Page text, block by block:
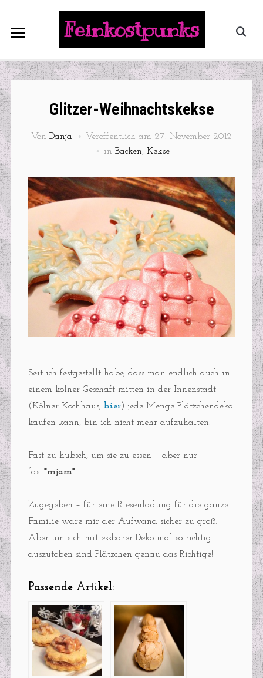
Feinkostpunks
Glitzer-Weihnachtskekse
Von Danja Veröffentlich am 27. November 2012
in Backen, Kekse
Seit ich festgestellt habe, dass man endlich auch in
einem kölner Geschäft mitten in der Innenstadt
(Kölner Kochhaus, hier) jede Menge Plätzchendeko
kaufen kann, bin ich nicht mehr aufzuhalten.
Fast zu hübsch, um sie zu essen – aber nur
fast.*mjam*
Zugegeben – für eine Riesenladung für die ganze
Familie wäre mir der Aufwand sicher zu groß.
Aber um sich mit essbarer Deko mal so richtig
auszutoben sind Plätzchen genau das Richtige!
Passende Artikel: